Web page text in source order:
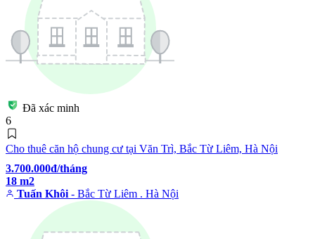
Đã xác minh
6
Cho thuê căn hộ chung cư tại Văn Trì, Bắc Từ Liêm, Hà Nội
3.700.000đ/tháng
18 m2
Tuấn Khôi- Bắc Từ Liêm . Hà Nội